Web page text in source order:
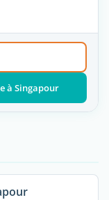
à Singapour